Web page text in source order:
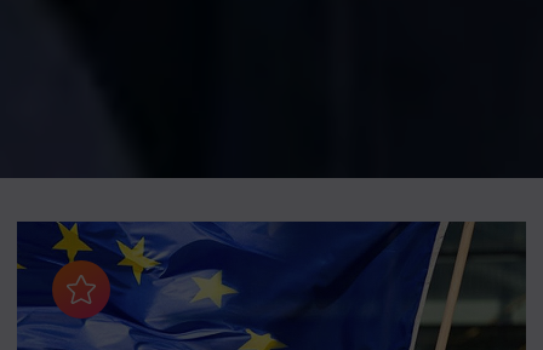
Aggiungi ai preferiti